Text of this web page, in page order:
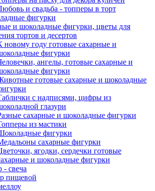
и свадьба - топперы в торт
фигурки
и шоколадные фигурки, цветы для
тортов и десертов
новому году готовые сахарные и
фигурки
ангелы, готовые сахарные и
фигурки
готовые сахарные и шоколадные
с надписями, цифры из
глазури
сахарные и шоколадные фигурки
из мастики
фигурки
сахарные фигурки
ягодки, сердечки готовые
и шоколадные фигурки
- свеча
пищевой